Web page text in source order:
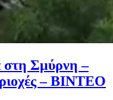
Σμύρνη –
– ΒΙΝΤΕΟ